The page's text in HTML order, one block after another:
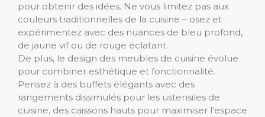
pour obtenir des idées. Ne vous limitez pas aux
couleurs traditionnelles de la cuisine – osez et
expérimentez avec des nuances de bleu profond,
de jaune vif ou de rouge éclatant.
De plus, le design des meubles de cuisine évolue
pour combiner esthétique et fonctionnalité.
Pensez à des buffets élégants avec des
rangements dissimulés pour les ustensiles de
cuisine, des caissons hauts pour maximiser l’espace